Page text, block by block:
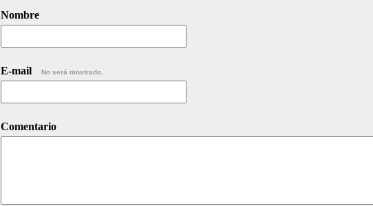
Nombre
E-mail No será mostrado.
Comentario